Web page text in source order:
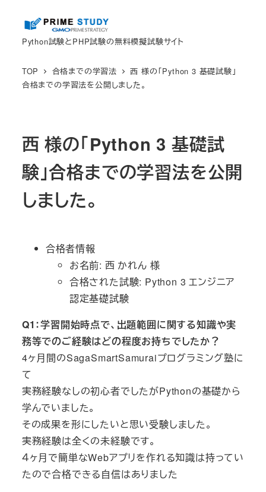
Python試験とPHP試験の無料模擬試験サイト
TOP 合格までの学習法
西 様の「Python 3 基礎試験」
合格までの学習法を公開しました。
西 様の「Python 3 基礎試
験」合格までの学習法を公開
しました。
合格者情報
お名前: 西 かれん 様
合格された試験: Python 3 エンジニア
認定基礎試験
Q1：学習開始時点で、出題範囲に関する知識や実
務等でのご経験はどの程度お持ちでしたか？
4ヶ月間のSagaSmartSamuraiプログラミング塾に
て
実務経験なしの初心者でしたがPythonの基礎から
学んでいました。
その成果を形にしたいと思い受験しました。
実務経験は全くの未経験です。
４ヶ月で簡単なWebアプリを作れる知識は持ってい
たので合格できる自信はありました